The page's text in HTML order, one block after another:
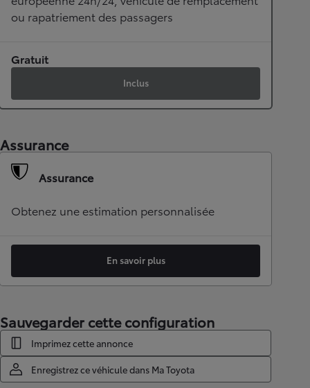
ou rapatriement des passagers
Gratuit
Inclus
Assurance
Assurance
Obtenez une estimation personnalisée
En savoir plus
Sauvegarder cette configuration
Imprimez cette annonce
Enregistrez ce véhicule dans Ma Toyota